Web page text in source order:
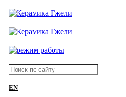
EN